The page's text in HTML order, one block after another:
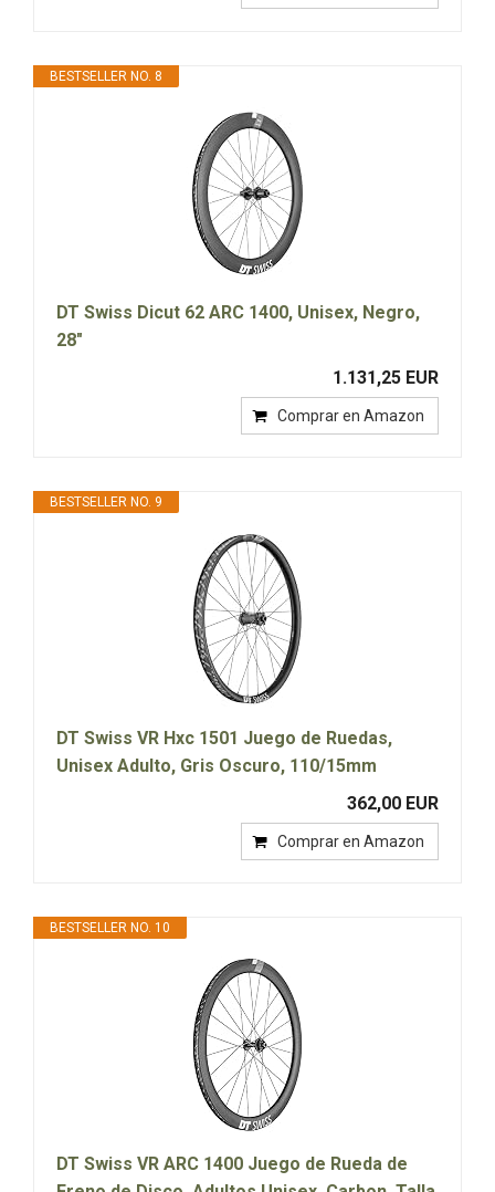
BESTSELLER NO. 8
DT Swiss Dicut 62 ARC 1400, Unisex, Negro,
28"
1.131,25 EUR
Comprar en Amazon
BESTSELLER NO. 9
DT Swiss VR Hxc 1501 Juego de Ruedas,
Unisex Adulto, Gris Oscuro, 110/15mm
362,00 EUR
Comprar en Amazon
BESTSELLER NO. 10
DT Swiss VR ARC 1400 Juego de Rueda de